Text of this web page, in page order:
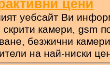
цени
уебсайт Ви
камери, gsm
безжични
на най-ниски